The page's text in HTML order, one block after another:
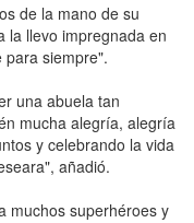
de la mano de su
la llevo impregnada en
para siempre".
una abuela tan
mucha alegría, alegría
y celebrando la vida
añadió.
muchos superhéroes y